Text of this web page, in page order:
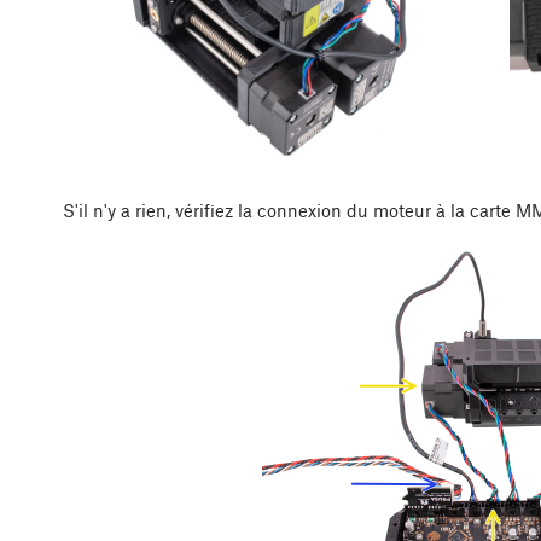
S'il n'y a rien, vérifiez la connexion du moteur à la carte